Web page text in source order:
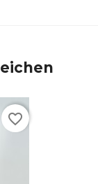
favorite_border